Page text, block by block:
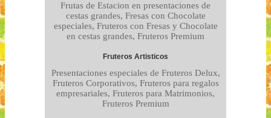
Frutas de Estacion en presentaciones de
cestas grandes, Fresas con Chocolate
especiales, Fruteros con Fresas y Chocolate
en cestas grandes, Fruteros Premium
Fruteros Artisticos
Presentaciones especiales de Fruteros Delux,
Fruteros Corporativos, Fruteros para regalos
empresariales, Fruteros para Matrimonios,
Fruteros Premium